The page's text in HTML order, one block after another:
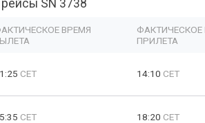
SN 3738
ВРЕМЯ
ФАКТИЧЕСКОЕ
ПРИЛЕТА
CET 14:10 CET
CET 18:20 CET